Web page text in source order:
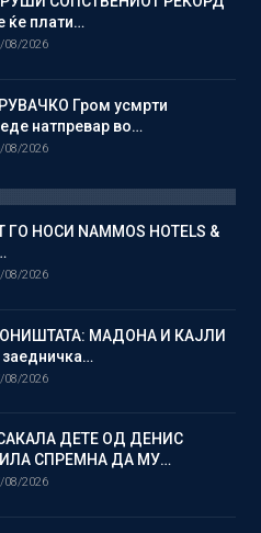
ќе плати…
08/2026
Гром усмрти
натпревар во…
08/2026
ГО НОСИ NAMMOS HOTELS &
08/2026
МАДОНА И КАЈЛИ
08/2026
ДЕТЕ ОД ДЕНИС
СПРЕМНА ДА МУ…
08/2026